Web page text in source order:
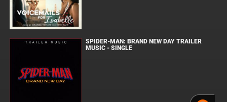
SPIDER-MAN: BRAND NEW DAY TRAILER
MUSIC - SINGLE